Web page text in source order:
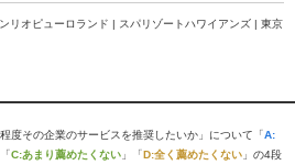
オピューロランド | スパリゾートハワイアンズ | 東京
度その企業のサービスを推奨したいか」について「A:
C:あまり薦めたくない 」「D:全く薦めたくない 」の4段